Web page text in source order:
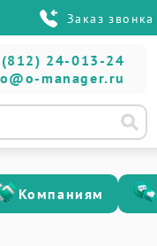
Заказ звонка
(812) 24-013-24
manager.ru
Компаниям